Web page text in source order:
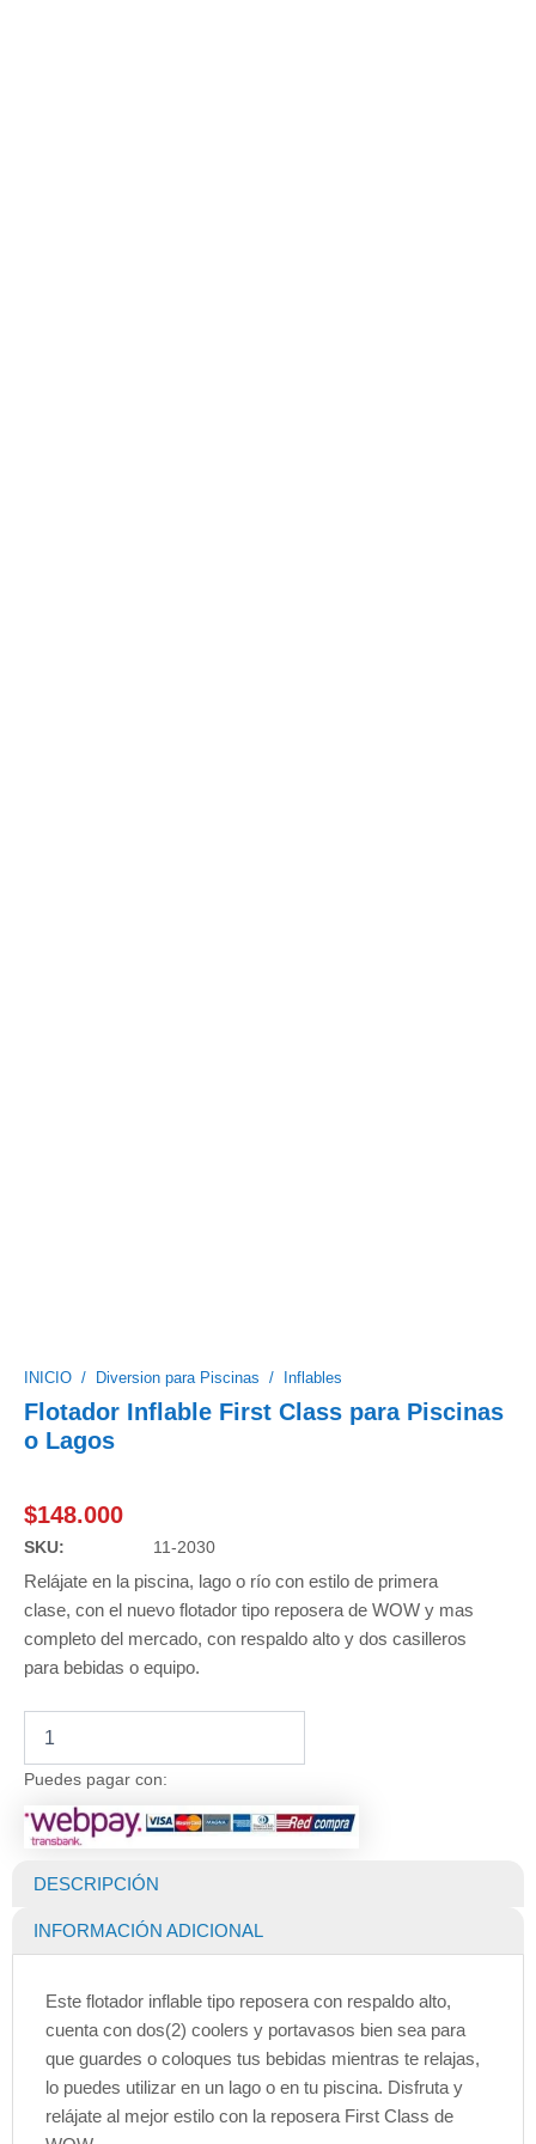
INICIO/ Diversion para Piscinas / Inflables
Flotador Inflable First Class para Piscinas
o Lagos
$148.000
SKU: 11-2030
Relájate en la piscina, lago o río con estilo de primera
clase, con el nuevo flotador tipo reposera de WOW y mas
completo del mercado, con respaldo alto y dos casilleros
para bebidas o equipo.
Inflable
First
para
Piscinas
Lagos
Puedes pagar con:
DESCRIPCIÓN
INFORMACIÓN ADICIONAL
Este flotador inflable tipo reposera con respaldo alto,
cuenta con dos(2) coolers y portavasos bien sea para
que guardes o coloques tus bebidas mientras te relajas,
lo puedes utilizar en un lago o en tu piscina. Disfruta y
relájate al mejor estilo con la reposera First Class de